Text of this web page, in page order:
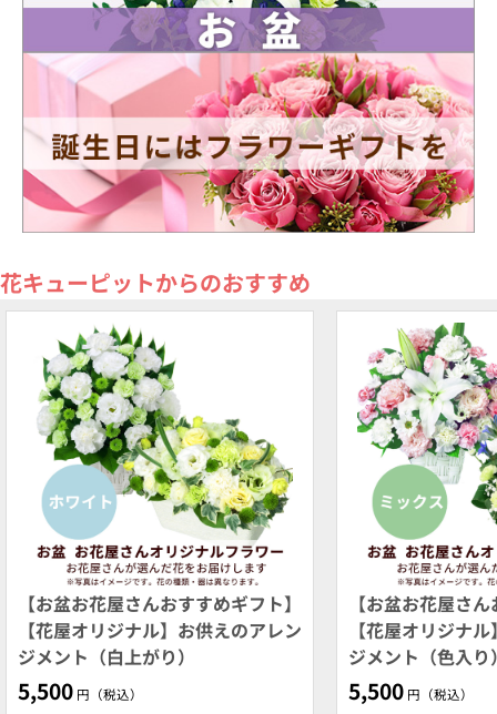
花キューピットからのおすすめ
【お盆お花屋さんおすすめギフト】
【花屋オリジナル】お供えのアレン
ジメント（白上がり）
5,500 円（税込）
【お盆お花屋さ
【花屋オリジナ
ジメント（色入り
5,500 円（税込）